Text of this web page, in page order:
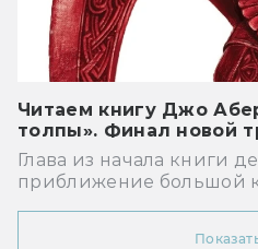
Читаем книгу Джо
толпы». Финал новой
Глава из начала книги
приближение большой